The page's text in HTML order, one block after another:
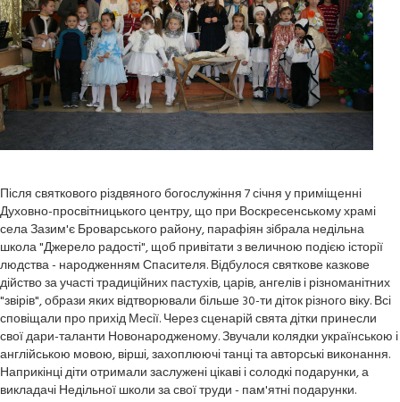
Після святкового різдвяного богослужіння 7 січня у приміщенні
Духовно-просвітницького центру, що при Воскресенському храмі
села Зазим'є Броварського району, парафіян зібрала недільна
школа "Джерело радості", щоб привітати з величною подією історії
людства - народженням Спасителя. Відбулося святкове казкове
дійство за участі традиційних пастухів, царів, ангелів і різноманітних
"звірів", образи яких відтворювали більше 30-ти діток різного віку. Всі
сповіщали про прихід Месії. Через сценарій свята дітки принесли
свої дари-таланти Новонародженому. Звучали колядки українською і
англійською мовою, вірші, захоплюючі танці та авторські виконання.
Наприкінці діти отримали заслужені цікаві і солодкі подарунки, а
викладачі Недільної школи за свої труди - пам'ятні подарунки.